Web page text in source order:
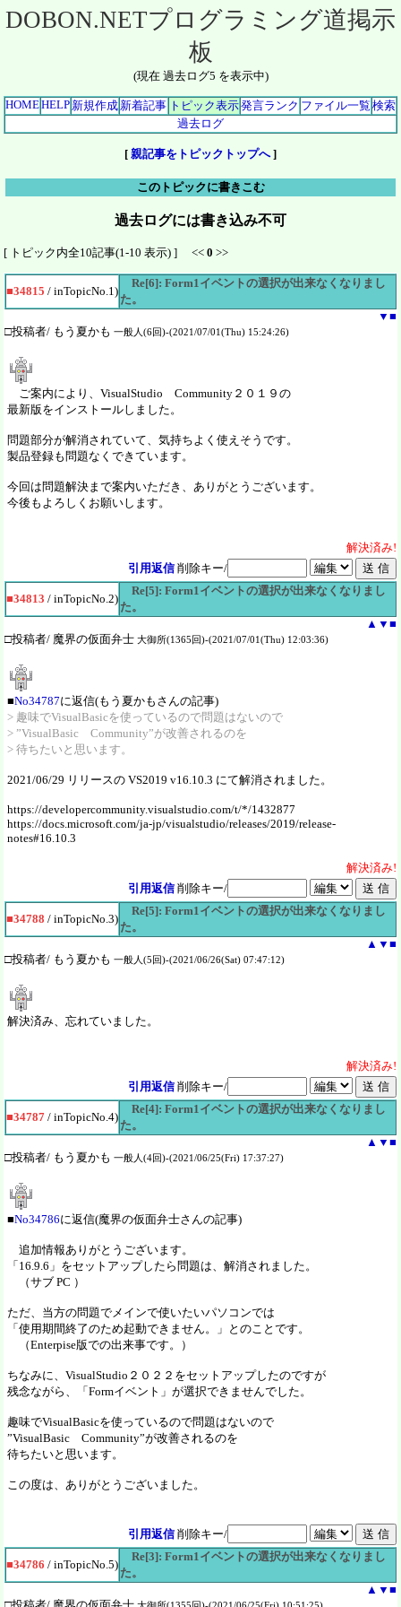
DOBON.NETプログラミング道掲示
板
(現在 過去ログ5 を表示中)
HOMEHELP 新規作成 新着記事 トピック表示発言ランク ファイル一覧 検索
過去ログ
[ 親記事をトピックトップへ]
このトピックに書きこむ
過去ログには書き込み不可
[ トピック内全10記事(1-10 表示) ] << 0 >>
■34815 / inTopicNo.1)
Re[6]: Form1イベントの選択が出来なくなりまし
た。
▼ ■
□投稿者/ もう夏かも 一般人(6回)-(2021/07/01(Thu) 15:24:26)
ご案内により、VisualStudio Community２０１９の
最新版をインストールしました。
問題部分が解消されていて、気持ちよく使えそうです。
製品登録も問題なくできています。
今回は問題解決まで案内いただき、ありがとうございます。
今後もよろしくお願いします。
解決済み!
引用返信 削除キー/
■34813 / inTopicNo.2)
Re[5]: Form1イベントの選択が出来なくなりまし
た。
▲ ▼ ■
□投稿者/ 魔界の仮面弁士 大御所(1365回)-(2021/07/01(Thu) 12:03:36)
■No34787に返信(もう夏かもさんの記事)
> 趣味でVisualBasicを使っているので問題はないので
> ”VisualBasic Community”が改善されるのを
> 待ちたいと思います。
2021/06/29 リリースの VS2019 v16.10.3 にて解消されました。
https://developercommunity.visualstudio.com/t/*/1432877
https://docs.microsoft.com/ja-jp/visualstudio/releases/2019/release-
notes#16.10.3
解決済み!
引用返信 削除キー/
■34788 / inTopicNo.3)
Re[5]: Form1イベントの選択が出来なくなりまし
た。
▲ ▼ ■
□投稿者/ もう夏かも 一般人(5回)-(2021/06/26(Sat) 07:47:12)
解決済み、忘れていました。
解決済み!
引用返信 削除キー/
■34787 / inTopicNo.4)
Re[4]: Form1イベントの選択が出来なくなりまし
た。
▲ ▼ ■
□投稿者/ もう夏かも 一般人(4回)-(2021/06/25(Fri) 17:37:27)
■No34786に返信(魔界の仮面弁士さんの記事)
追加情報ありがとうございます。
「16.9.6」をセットアップしたら問題は、解消されました。
（サブ PC ）
ただ、当方の問題でメインで使いたいパソコンでは
「使用期間終了のため起動できません。」とのことです。
（Enterpise版での出来事です。）
ちなみに、VisualStudio２０２２をセットアップしたのですが
残念ながら、「Formイベント」が選択できませんでした。
趣味でVisualBasicを使っているので問題はないので
”VisualBasic Community”が改善されるのを
待ちたいと思います。
この度は、ありがとうございました。
引用返信 削除キー/
■34786 / inTopicNo.5)
Re[3]: Form1イベントの選択が出来なくなりまし
た。
▲ ▼ ■